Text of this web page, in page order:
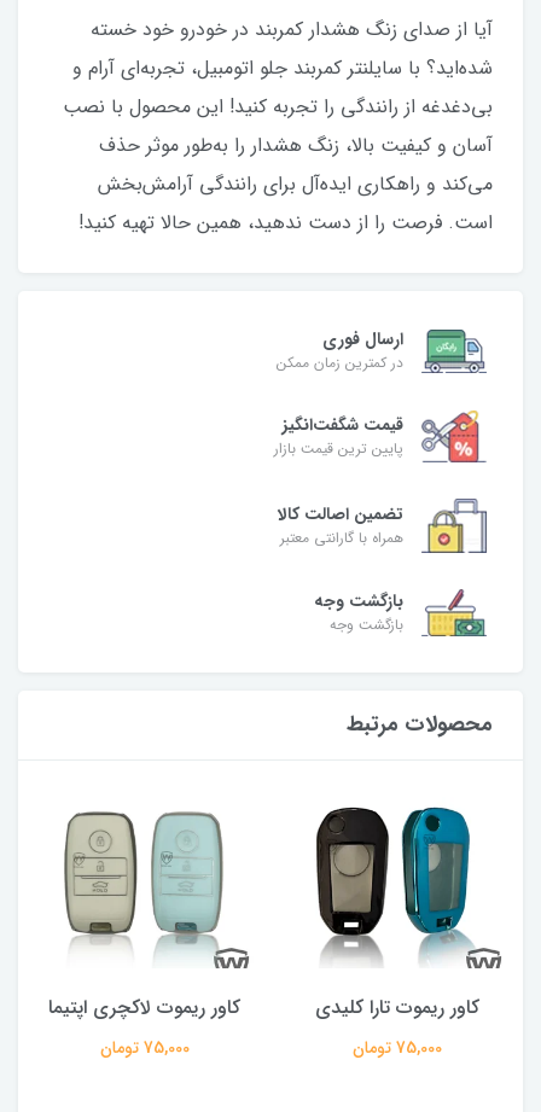
آیا از صدای زنگ هشدار کمربند در خودرو خود خسته
شده‌اید؟ با سایلنتر کمربند جلو اتومبیل، تجربه‌ای آرام و
بی‌دغدغه از رانندگی را تجربه کنید! این محصول با نصب
آسان و کیفیت بالا، زنگ هشدار را به‌طور موثر حذف
می‌کند و راهکاری ایده‌آل برای رانندگی آرامش‌بخش
است. فرصت را از دست ندهید، همین حالا تهیه کنید!
ارسال فوری
در کمترین زمان ممکن
قیمت شگفت‌انگیز
پایین ترین قیمت بازار
تضمین اصالت کالا
همراه با گارانتی معتبر
بازگشت وجه
بازگشت وجه
محصولات مرتبط
کاور ریموت تارا کلیدی
75,000 تومان
کاور ریموت لاکچری اپتیما
75,000 تومان